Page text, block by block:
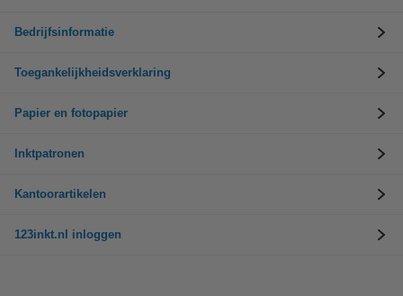
Bedrijfsinformatie
Toegankelijkheidsverklaring
Papier en fotopapier
Inktpatronen
Kantoorartikelen
123inkt.nl inloggen